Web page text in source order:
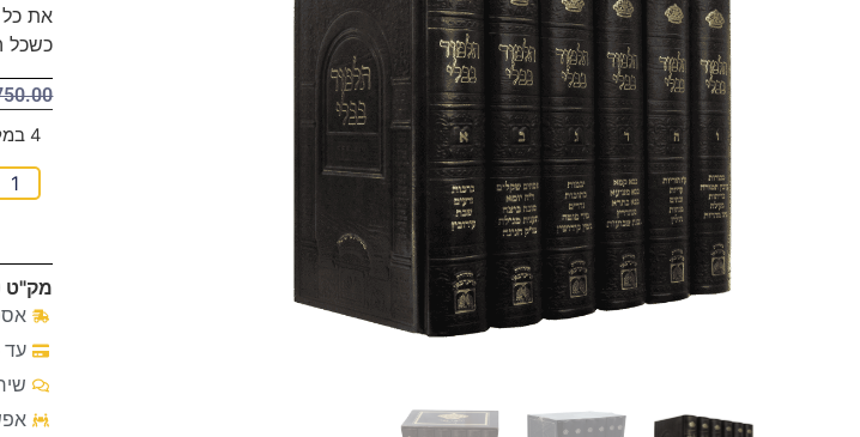
כשכל
4 במלאי
מק"ט
אספקה: 2-10
עד 6 תשלומים ללא ריבית